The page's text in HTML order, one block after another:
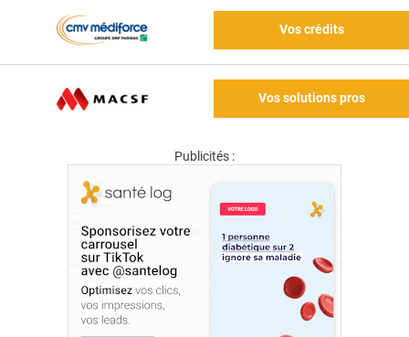
Vos crédits
Vos solutions pros
Publicités :